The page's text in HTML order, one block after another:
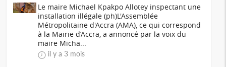
Le maire Michael Kpakpo Allotey inspectant une
installation illégale (ph)L'Assemblée
Métropolitaine d'Accra (AMA), ce qui correspond
à la Mairie d’Accra, a annoncé par la voix du
maire Micha...
il y a 3 mois